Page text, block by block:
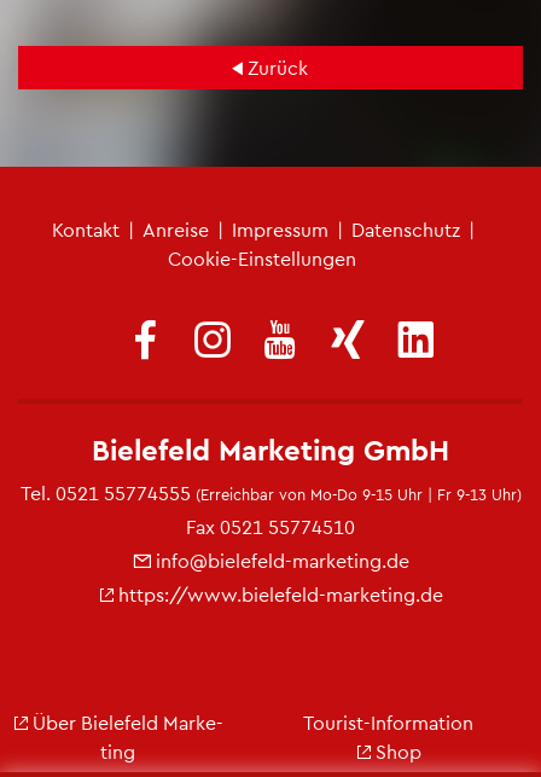
Zu­rück
Kon­takt | An­rei­se | Im­pres­sum | Da­ten­schutz |
Coo­kie-Ein­stel­lun­gen
Bie­le­feld Mar­ke­ting GmbH
Tel. 0521 55774555 (Er­reich­bar von Mo-Do 9-15 Uhr | Fr 9-13 Uhr)
Fax 0521 55774510
info@​bielefeld-​marketing.​de
https://​www.​bielefeld-​marketing.​de
Über Bie­le­feld Mar­ke­
ting
Tou­rist-In­for­ma­ti­on
Shop